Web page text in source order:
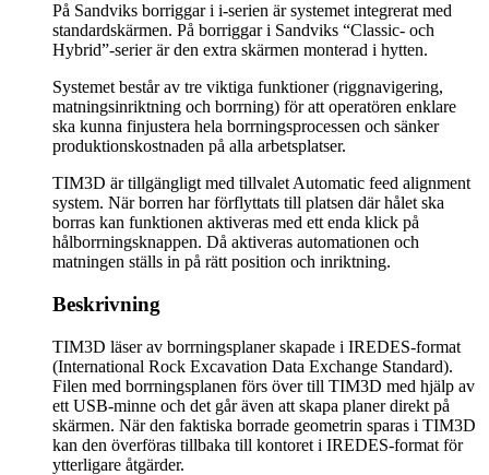
På Sandviks borriggar i i-serien är systemet integrerat med
standardskärmen. På borriggar i Sandviks “Classic- och
Hybrid”-serier är den extra skärmen monterad i hytten.
Systemet består av tre viktiga funktioner (riggnavigering,
matningsinriktning och borrning) för att operatören enklare
ska kunna finjustera hela borrningsprocessen och sänker
produktionskostnaden på alla arbetsplatser.
TIM3D är tillgängligt med tillvalet Automatic feed alignment
system. När borren har förflyttats till platsen där hålet ska
borras kan funktionen aktiveras med ett enda klick på
hålborrningsknappen. Då aktiveras automationen och
matningen ställs in på rätt position och inriktning.
Beskrivning
TIM3D läser av borrningsplaner skapade i IREDES-format
(International Rock Excavation Data Exchange Standard).
Filen med borrningsplanen förs över till TIM3D med hjälp av
ett USB-minne och det går även att skapa planer direkt på
skärmen. När den faktiska borrade geometrin sparas i TIM3D
kan den överföras tillbaka till kontoret i IREDES-format för
ytterligare åtgärder.